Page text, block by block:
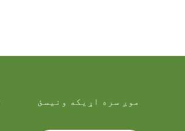
موږ سره اړیکه ونیسئ